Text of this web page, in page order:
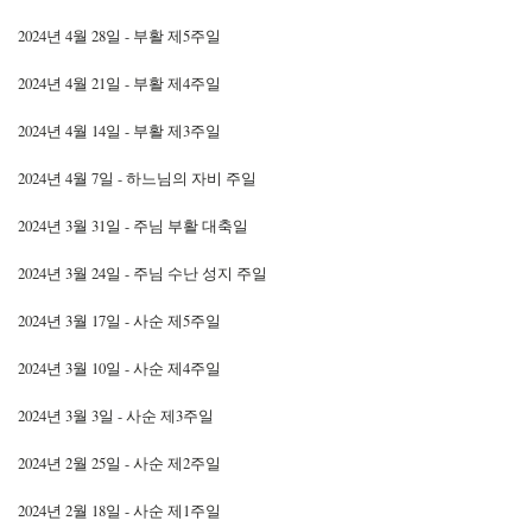
2024년 4월 28일 - 부활 제5주일
2024년 4월 21일 - 부활 제4주일
2024년 4월 14일 - 부활 제3주일
2024년 4월 7일 - 하느님의 자비 주일
2024년 3월 31일 - 주님 부활 대축일
2024년 3월 24일 - 주님 수난 성지 주일
2024년 3월 17일 - 사순 제5주일
2024년 3월 10일 - 사순 제4주일
2024년 3월 3일 - 사순 제3주일
2024년 2월 25일 - 사순 제2주일
2024년 2월 18일 - 사순 제1주일